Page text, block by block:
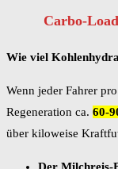
Carbo-
Wie viel
Wenn jeder Fahrer
Regeneration ca. 60-
über kiloweise